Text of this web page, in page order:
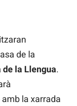
de la
de la Llengua.
amb la xarrada